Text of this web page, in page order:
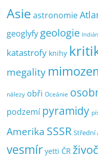
Asie astronomie
geoglyfy geologie
katastrofy knihy
megality
nálezy obři Oceánie
podzemí pyramidy
Amerika SSSR Střední
vesmír yetti ČR